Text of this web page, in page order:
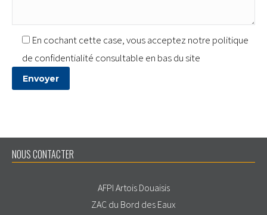
En cochant cette case, vous acceptez notre politique
de confidentialité consultable en bas du site
NOUS CONTACTER
AFPI Artois Douaisis
ZAC du Bord des Eaux